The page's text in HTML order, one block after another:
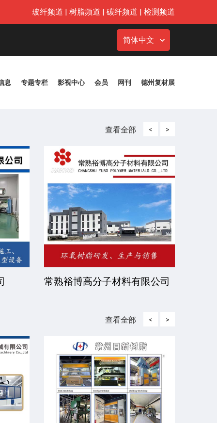
玻纤频道 | 树脂频道 | 碳纤频道 | 检测频道
简体中文
息 专题专栏 影视中心 会员 网刊 德州复材展
查看全部 <
公 北京伊诺瓦科技有限公司
>
查看全部 < >